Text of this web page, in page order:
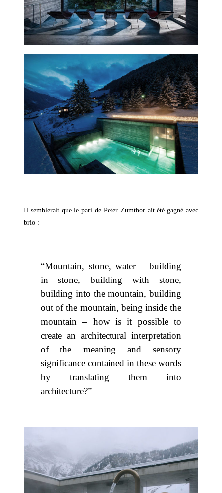
Il semblerait que le pari de Peter Zumthor ait été gagné avec
brio :
“Mountain, stone, water – building
in stone, building with stone,
building into the mountain, building
out of the mountain, being inside the
mountain – how is it possible to
create an architectural interpretation
of the meaning and sensory
significance contained in these words
by translating them into
architecture?”